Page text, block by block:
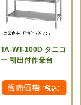
TA-WT-100D タニコ
ー 引出付作業台